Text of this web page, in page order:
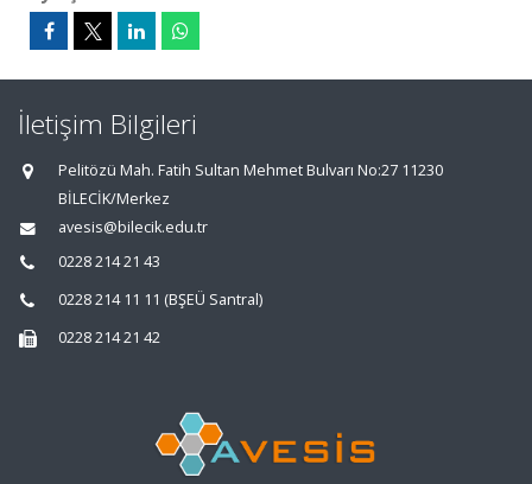
İletişim Bilgileri
Pelitözü Mah. Fatih Sultan Mehmet Bulvarı No:27 11230
BİLECİK/Merkez
avesis@bilecik.edu.tr
0228 214 21 43
0228 214 11 11 (BŞEÜ Santral)
0228 214 21 42